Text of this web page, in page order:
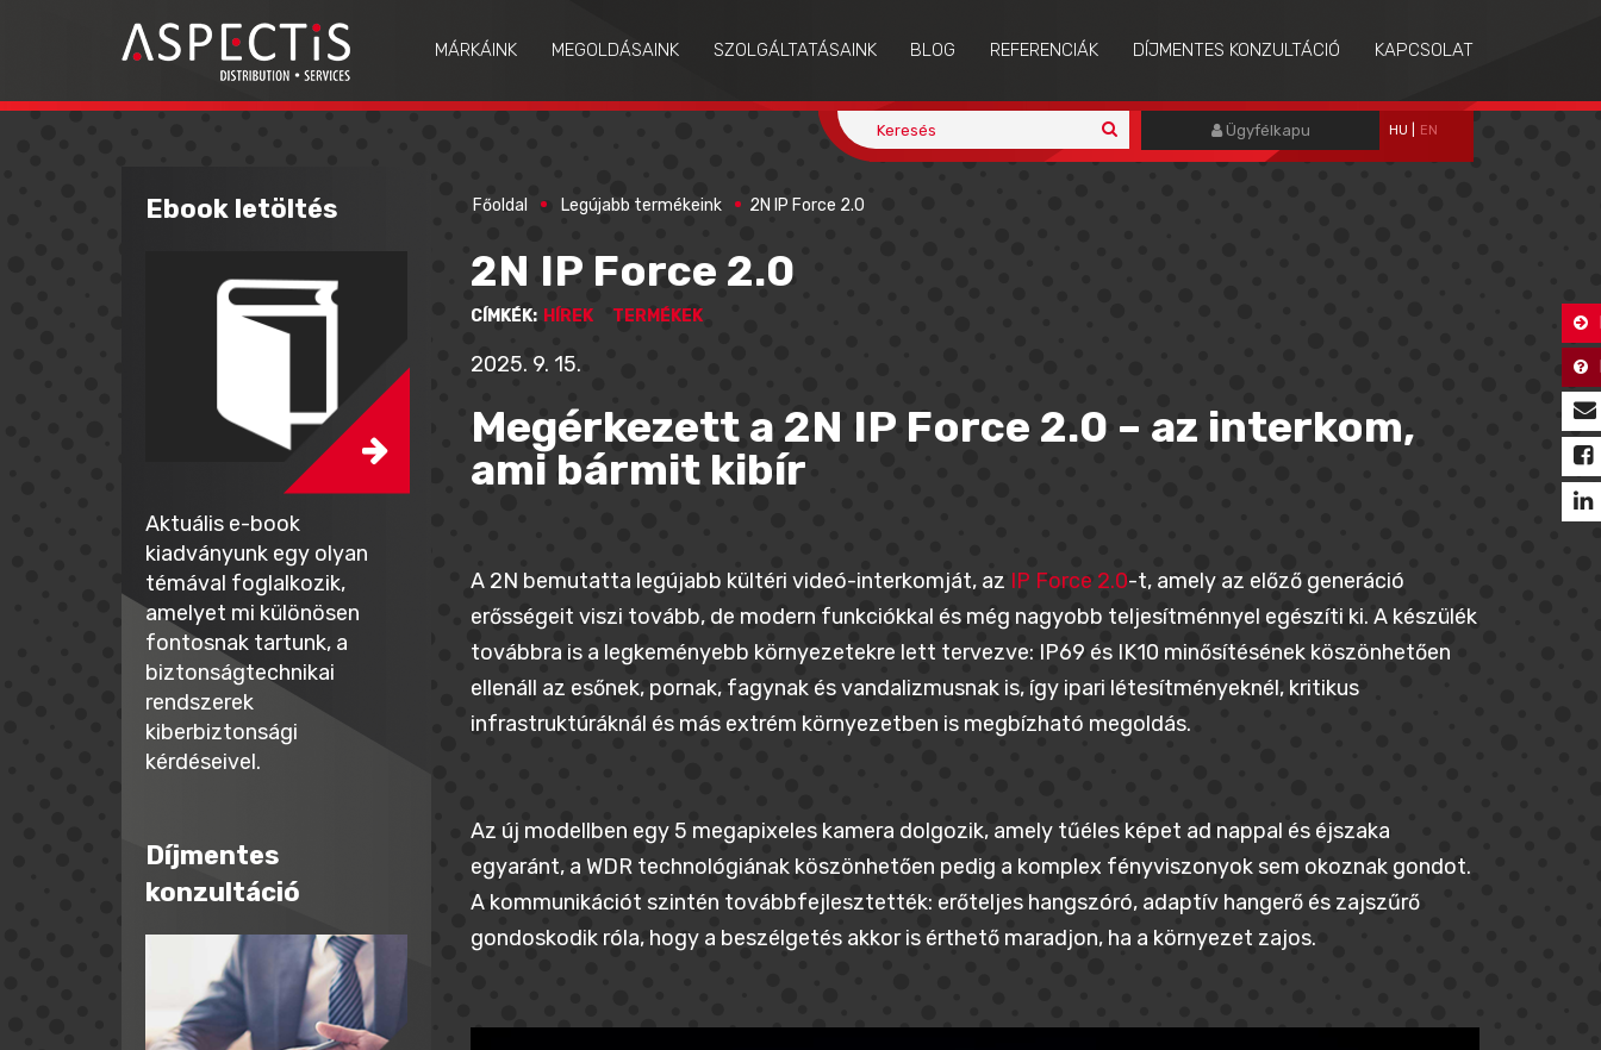
MÁRKÁINK MEGOLDÁSAINK SZOLGÁLTATÁSAINK BLOG REFERENCIÁK DÍJMENTES KONZULTÁCIÓ KAPCSOLAT
Ügyfélkapu HU EN
Főoldal Legújabb termékeink 2N IP Force 2.0
Ebook letöltés
Aktuális e-book
kiadványunk egy olyan
témával foglalkozik,
amelyet mi különösen
fontosnak tartunk, a
biztonságtechnikai
rendszerek
kiberbiztonsági
kérdéseivel.
Díjmentes
konzultáció
2N IP Force 2.0
CÍMKÉK: HÍREK TERMÉKEK
2025. 9. 15.
Megérkezett a 2N IP Force 2.0 – az interkom,
ami bármit kibír
A 2N bemutatta legújabb kültéri videó-interkomját, az IP Force 2.0-t, amely az előző generáció
erősségeit viszi tovább, de modern funkciókkal és még nagyobb teljesítménnyel egészíti ki. A készülék
továbbra is a legkeményebb környezetekre lett tervezve: IP69 és IK10 minősítésének köszönhetően
ellenáll az esőnek, pornak, fagynak és vandalizmusnak is, így ipari létesítményeknél, kritikus
infrastruktúráknál és más extrém környezetben is megbízható megoldás.
Az új modellben egy 5 megapixeles kamera dolgozik, amely tűéles képet ad nappal és éjszaka
egyaránt, a WDR technológiának köszönhetően pedig a komplex fényviszonyok sem okoznak gondot.
A kommunikációt szintén továbbfejlesztették: erőteljes hangszóró, adaptív hangerő és zajszűrő
gondoskodik róla, hogy a beszélgetés akkor is érthető maradjon, ha a környezet zajos.